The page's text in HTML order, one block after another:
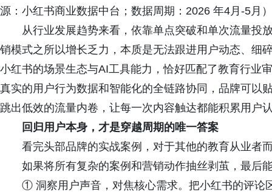
源：小红书商业数据中台；数据周期：2026 年4月-5月）
从行业发展趋势来看，依靠单点突破和单次流量投
销模式之所以增长乏力，本质是无法跟进用户动态、细
小红书的场景生态与AI工具能力，恰好匹配了教育行业
真实的用户行为数据和智能化的全链路协同，品牌可以
跳出低效的流量内卷，让每一次内容触达都能积累用户
回归用户本身，才是穿越周期的唯一答案
看完头部品牌的实战案例，对于其他的教育从业者
如果将所有复杂的案例和营销动作抽丝剥茧，最后
① 洞察用户声音，对焦核心需求。把小红书的评论